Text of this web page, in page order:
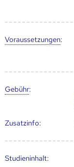
Voraus­setzungen:
Gebühr:
Zusatz­info:
Studien­inhalt: